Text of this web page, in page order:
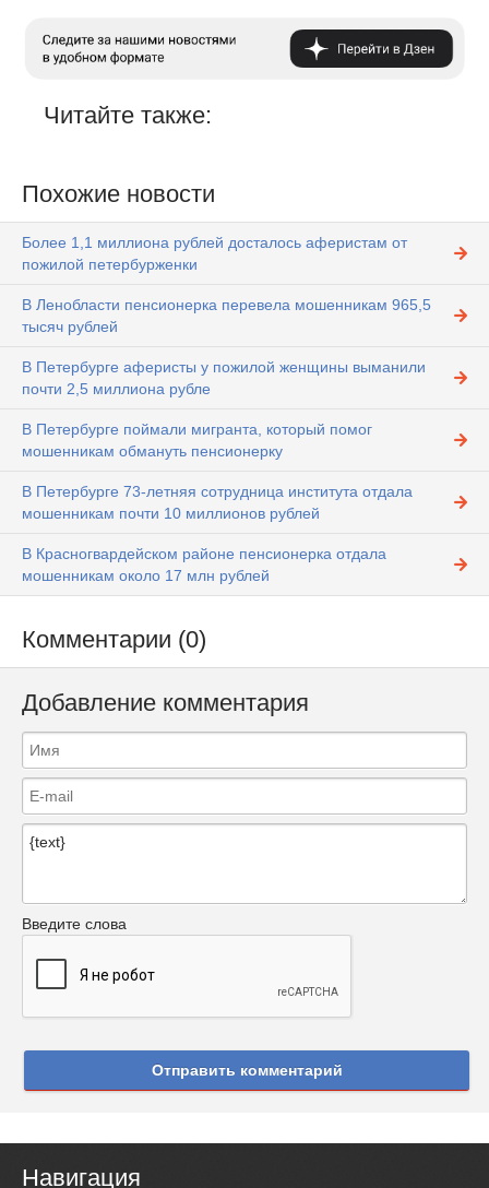
Читайте также:
Похожие новости
Более 1,1 миллиона рублей досталось аферистам от
пожилой петербурженки
В Ленобласти пенсионерка перевела мошенникам 965,5
тысяч рублей
В Петербурге аферисты у пожилой женщины выманили
почти 2,5 миллиона рубле
В Петербурге поймали мигранта, который помог
мошенникам обмануть пенсионерку
В Петербурге 73-летняя сотрудница института отдала
мошенникам почти 10 миллионов рублей
В Красногвардейском районе пенсионерка отдала
мошенникам около 17 млн рублей
Комментарии (0)
Добавление комментария
Введите слова
Отправить комментарий
Навигация